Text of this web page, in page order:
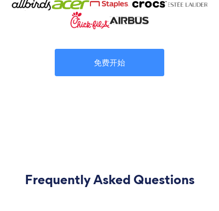
免费开始
Frequently Asked Questions